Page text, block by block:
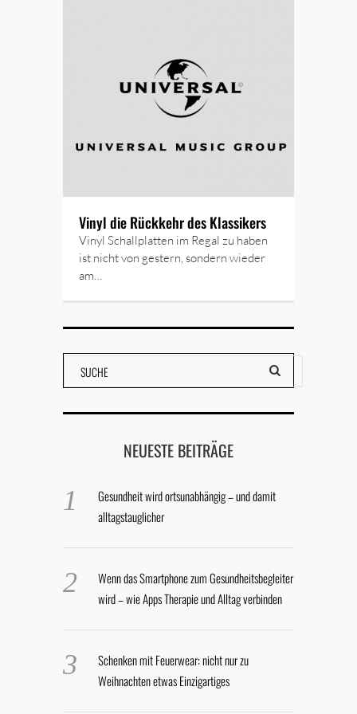
Vinyl die Rückkehr des Klassikers
Vinyl Schallplatten im Regal zu haben
ist nicht von gestern, sondern wieder
am…
NEUESTE BEITRÄGE
Gesundheit wird ortsunabhängig – und damit
alltagstauglicher
Wenn das Smartphone zum Gesundheitsbegleiter
wird – wie Apps Therapie und Alltag verbinden
Schenken mit Feuerwear: nicht nur zu
Weihnachten etwas Einzigartiges